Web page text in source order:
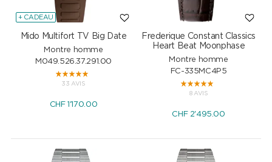
+ CADEAU
Mido Multifort TV Big Date
Montre homme
M049.526.37.291.00
33 AVIS
CHF1'170.00
Frederique Constant Classics
Heart Beat Moonphase
Montre homme
FC-335MC4P5
8 AVIS
CHF2'495.00